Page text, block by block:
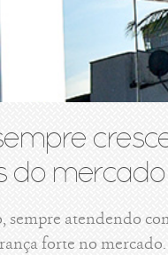
do mercado
atendendo
forte no mercado.